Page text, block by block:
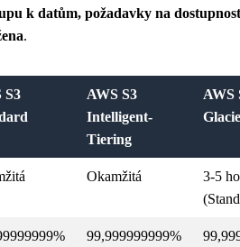
k datům, požadavky na
.
S3
AWS S3
Intelligent-
Tiering
AWS
Okamžitá
3-5
99,999999999%